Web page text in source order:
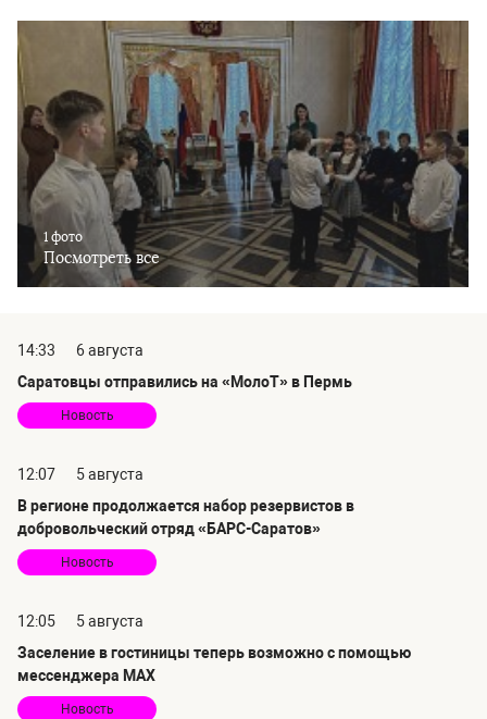
1 фото
Посмотреть все
14:33
6 августа
Саратовцы отправились на «МолоТ» в Пермь
Новость
12:07
5 августа
В регионе продолжается набор резервистов в
добровольческий отряд «БАРС-Саратов»
Новость
12:05
5 августа
Заселение в гостиницы теперь возможно с помощью
мессенджера MAX
Новость